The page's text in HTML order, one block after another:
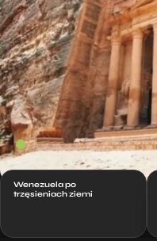
Wenezuela po
trzęsieniach ziemi